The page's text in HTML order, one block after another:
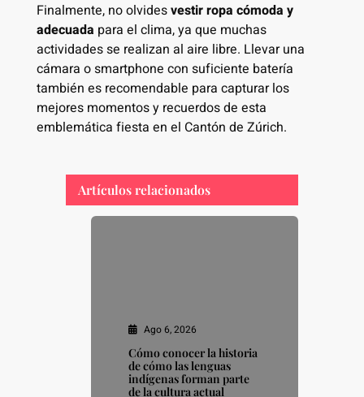
Finalmente, no olvidesvestir ropa cómoda y
adecuada para el clima, ya que muchas
actividades se realizan al aire libre. Llevar una
cámara o smartphone con suficiente batería
también es recomendable para capturar los
mejores momentos y recuerdos de esta
emblemática fiesta en el Cantón de Zúrich.
Artículos relacionados
Ago 6, 2026
Cómo conocer la historia
de cómo las lenguas
indígenas forman parte
de la cultura actual